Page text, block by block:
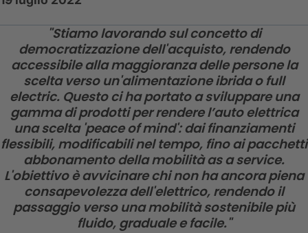
"Stiamo lavorando sul concetto di
democratizzazione dell'acquisto, rendendo
accessibile alla maggioranza delle persone la
scelta verso un'alimentazione ibrida o full
electric. Questo ci ha portato a sviluppare una
gamma di prodotti per rendere l’auto elettrica
una scelta 'peace of mind': dai finanziamenti
flessibili, modificabili nel tempo, fino ai pacchetti
abbonamento della mobilità as a service.
L'obiettivo è avvicinare chi non ha ancora piena
consapevolezza dell'elettrico, rendendo il
passaggio verso una mobilità sostenibile più
fluido, graduale e facile."